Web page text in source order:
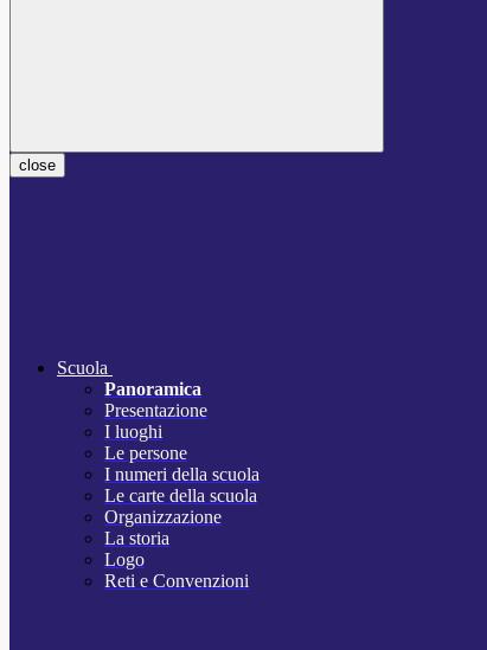
close
Scuola
Panoramica
Presentazione
I luoghi
Le persone
I numeri della scuola
Le carte della scuola
Organizzazione
La storia
Logo
Reti e Convenzioni